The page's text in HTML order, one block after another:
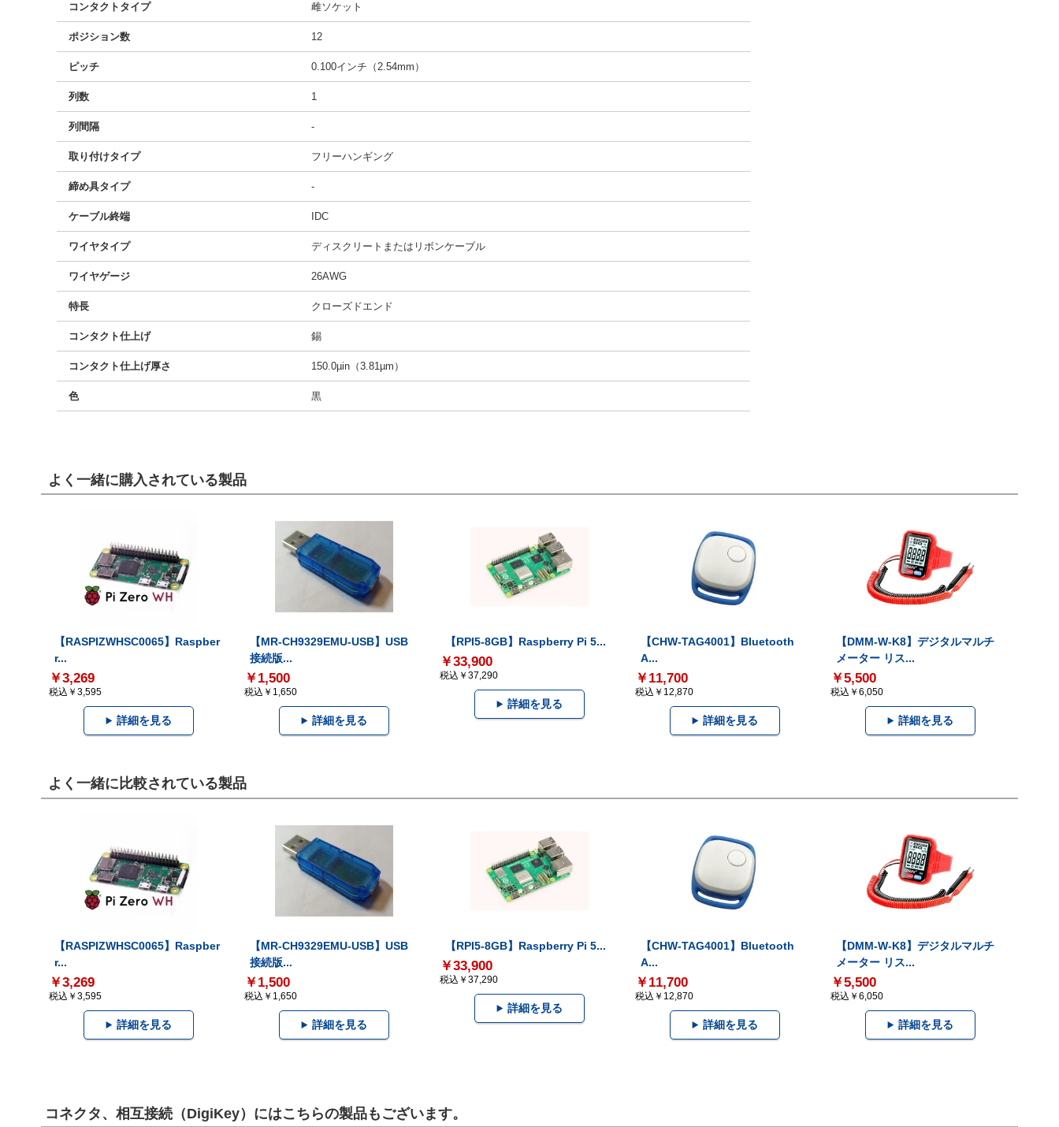
コンタクトタイプ 雌ソケット
ポジション数 12
ピッチ 0.100インチ（2.54mm）
列数 1
列間隔 -
取り付けタイプ フリーハンギング
締め具タイプ -
ケーブル終端 IDC
ワイヤタイプ ディスクリートまたはリボンケーブル
ワイヤゲージ 26AWG
特長 クローズドエンド
コンタクト仕上げ 錫
コンタクト仕上げ厚さ 150.0µin（3.81µm）
色 黒
よく一緒に購入されている製品
【RASPIZWHSC0065】Raspber
r...
￥3,269
税込￥3,595
詳細を見る
【MR-CH9329EMU-USB】USB
接続版...
￥1,500
税込￥1,650
詳細を見る
【RPI5-8GB】Raspberry Pi 5...
￥33,900
税込￥37,290
詳細を見る
【CHW-TAG4001】Bluetooth
A...
￥11,700
税込￥12,870
詳細を見る
【DMM-W-K8】デジタルマルチ
メーター リス...
￥5,500
税込￥6,050
詳細を見る
よく一緒に比較されている製品
【RASPIZWHSC0065】Raspber
r...
￥3,269
税込￥3,595
詳細を見る
【MR-CH9329EMU-USB】USB
接続版...
￥1,500
税込￥1,650
詳細を見る
【RPI5-8GB】Raspberry Pi 5...
￥33,900
税込￥37,290
詳細を見る
【CHW-TAG4001】Bluetooth
A...
￥11,700
税込￥12,870
詳細を見る
【DMM-W-K8】デジタルマルチ
メーター リス...
￥5,500
税込￥6,050
詳細を見る
コネクタ、相互接続（DigiKey）にはこちらの製品もございます。